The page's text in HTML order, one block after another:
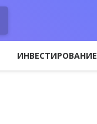
ИНВЕСТИРОВАНИЕ